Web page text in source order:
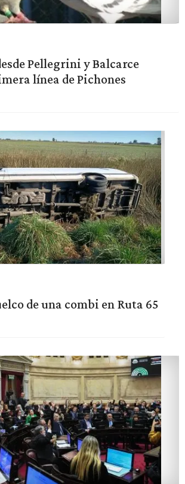
Pellegrini y Balcarce
línea de Pichones
de una combi en Ruta 65